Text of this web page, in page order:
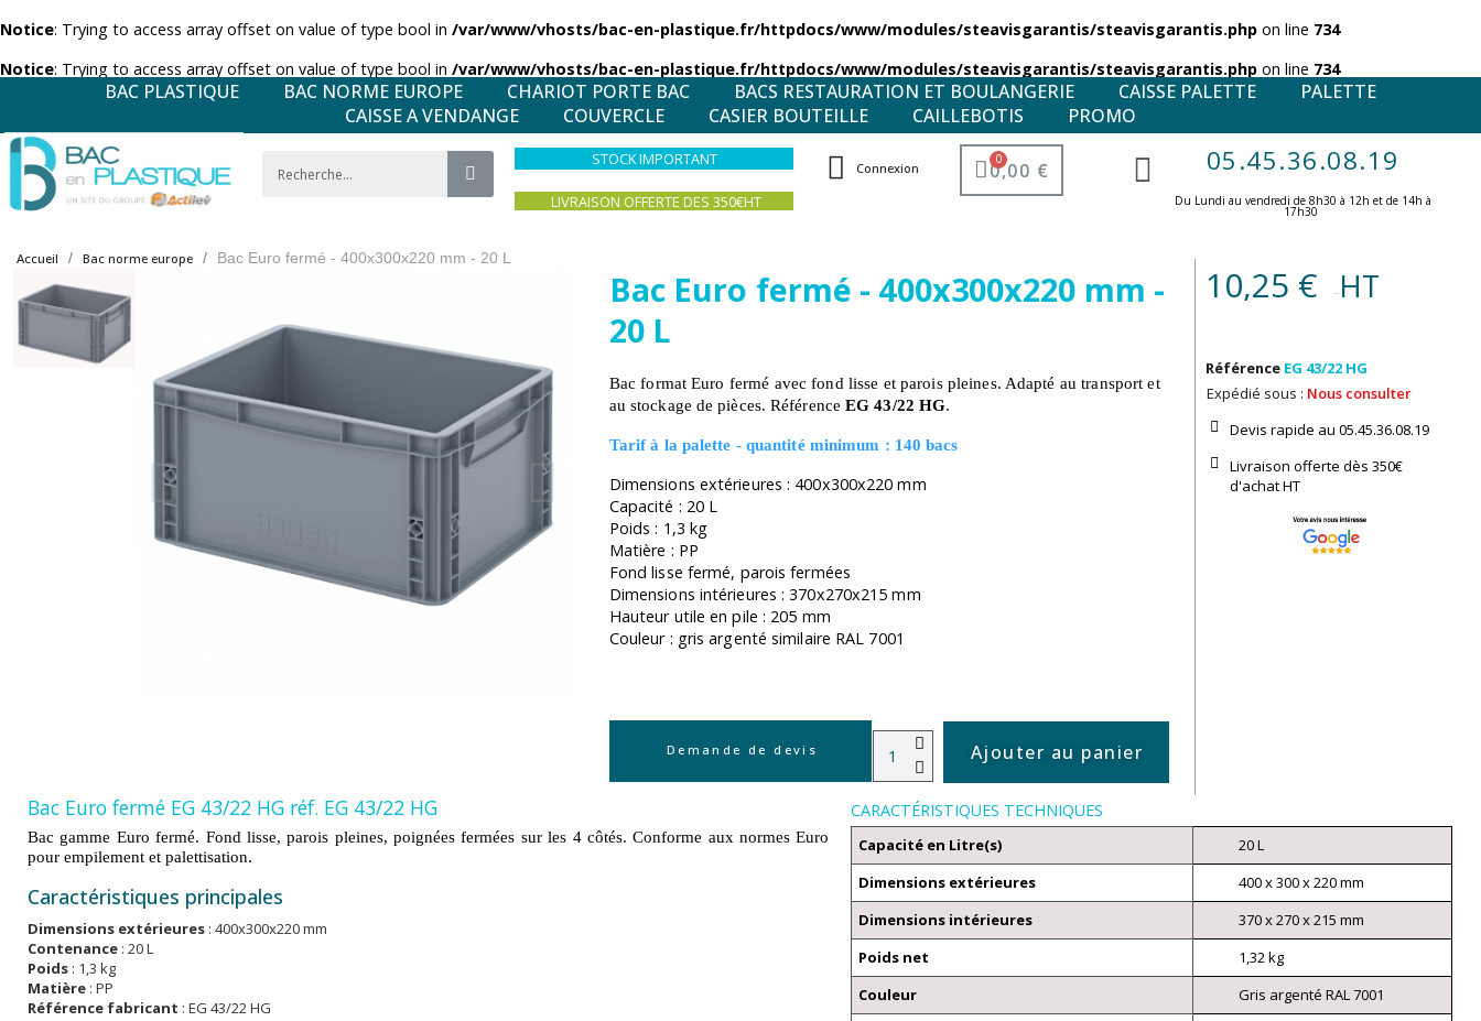
Notice: Trying to access array offset on value of type bool in /var/www/vhosts/bac-en-plastique.fr/httpdocs/www/modules/steavisgarantis/steavisgarantis.php on line 734
Notice: Trying to access array offset on value of type bool in /var/www/vhosts/bac-en-plastique.fr/httpdocs/www/modules/steavisgarantis/steavisgarantis.php on line 734
BAC PLASTIQUE BAC NORME EUROPE CHARIOT PORTE BAC BACS RESTAURATION ET BOULANGERIE CAISSE PALETTE
PALETTE
CAISSE A VENDANGE
COUVERCLE CASIER BOUTEILLE CAILLEBOTIS PROMO
STOCK IMPORTANT
LIVRAISON OFFERTE DES 350€HT
Connexion 0,00 € 05.45.36.08.19
Du Lundi au vendredi de 8h30 à 12h et de 14h à
17h30 ​
Accueil Bac norme europe Bac Euro fermé - 400x300x220 mm - 20 L
Bac Euro fermé - 400x300x220 mm -
20 L
Bac format Euro fermé avec fond lisse et parois pleines. Adapté au transport et
au stockage de pièces. RéférenceEG 43/22 HG.
Tarif à la palette - quantité minimum : 140 bacs
Dimensions extérieures : 400x300x220 mm
Capacité : 20 L
Poids : 1,3 kg
Matière : PP
Fond lisse fermé, parois fermées
Dimensions intérieures : 370x270x215 mm
Hauteur utile en pile : 205 mm
Couleur : gris argenté similaire RAL 7001
Demande de devis Ajouter au panier
10,25 € HT
Référence EG 43/22 HG
Expédié sous : Nous consulter
Devis rapide au 05.45.36.08.19​
Livraison offerte dès 350€
d'achat​ HT
Bac Euro fermé EG 43/22 HG réf. EG 43/22 HG
Bac gamme Euro fermé. Fond lisse, parois pleines, poignées fermées sur les 4 côtés. Conforme aux normes Euro
pour empilement et palettisation.
Caractéristiques principales
Dimensions extérieures : 400x300x220 mm
Contenance : 20 L
Poids : 1,3 kg
Matière : PP
Référence fabricant : EG 43/22 HG
CARACTÉRISTIQUES TECHNIQUES
Capacité en Litre(s)
20 L
Dimensions extérieures
400 x 300 x 220 mm
Dimensions intérieures
370 x 270 x 215 mm
Poids net
1,32 kg
Couleur
Gris argenté RAL 7001